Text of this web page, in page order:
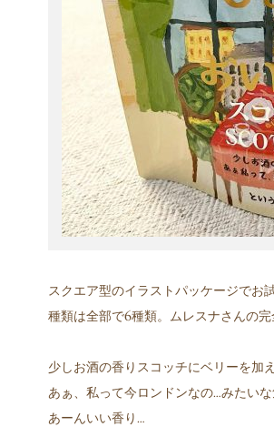
スクエア型のイラストパッケージでお
種類は全部で6種類。ムレスナさんの完
少しお酒の香りスコッチにベリーを加
あぁ、私って今ロンドンなの…みたい
あーんいい香り…